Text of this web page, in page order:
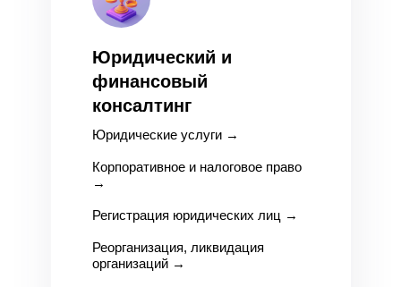
Юридический и
финансовый
консалтинг
Юридические услуги →
Корпоративное и налоговое право
→
Регистрация юридических лиц →
Реорганизация, ликвидация
организаций →